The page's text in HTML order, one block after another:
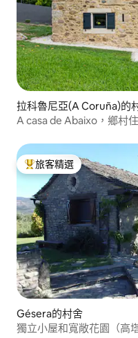
拉科魯尼亞(A Coruña)的
A casa de Abaixo，鄉村
旅客精選榜首
旅客精選
Gésera的村舍
獨立小屋和寬敞花園（高